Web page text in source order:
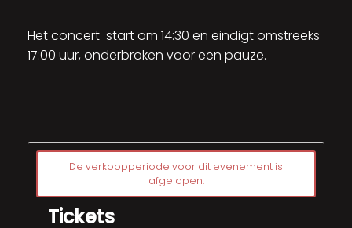
Het concert start om 14:30 en eindigt omstreeks
17:00 uur, onderbroken voor een pauze.
De verkoopperiode voor dit evenement is
afgelopen.
Tickets